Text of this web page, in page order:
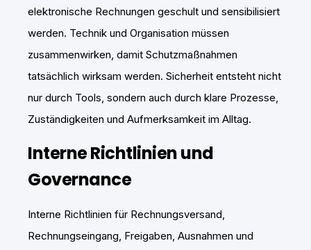
elektronische Rechnungen geschult und sensibilisiert
werden. Technik und Organisation müssen
zusammenwirken, damit Schutzmaßnahmen
tatsächlich wirksam werden. Sicherheit entsteht nicht
nur durch Tools, sondern auch durch klare Prozesse,
Zuständigkeiten und Aufmerksamkeit im Alltag.
Interne Richtlinien und
Governance
Interne Richtlinien für Rechnungsversand,
Rechnungseingang, Freigaben, Ausnahmen und